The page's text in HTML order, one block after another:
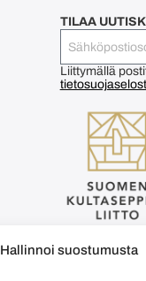
Hallinnoi suostumusta
TILAA
Liittymällä